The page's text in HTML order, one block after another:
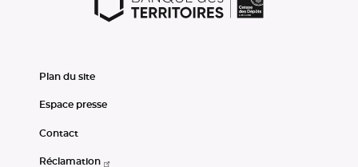
Plan du site
Espace presse
Contact
Réclamation